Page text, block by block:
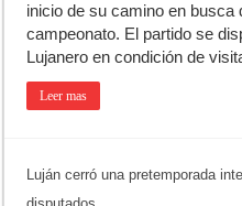
inicio de su camino en busca
campeonato. El partido se
Lujanero en condición de
Leer mas
Luján cerró una pretemporada